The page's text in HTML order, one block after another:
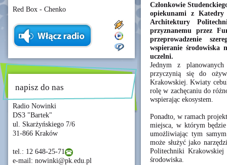
Red Box - Chenko
napisz do nas
Radio Nowinki
DS3 "Bartek"
ul. Skarżyńskiego 7/6
31-866 Kraków
tel.: 12 648-25-71
e-mail: nowinki@pk.edu.pl
Członkowie
opiekunami z Katedry
Architektury
przyznanemu przez
przeprowadzenie
wspieranie środowiska
uczelni.
Jednym z
przyczynią się do
Krakowskiej. Kwiaty
rolę w zachęcaniu do
wspierając ekosystem.
Ponadto, w ramach
miejsca, w którym
umożliwiając tym
może służyć jako
Politechniki
środowiska.